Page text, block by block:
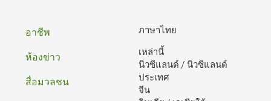
ภาษาไทย
เหล่านี้
นิวซีแลนด์ / นิวซีแลนด์
ประเทศ
จีน
ท้าย
กระดาษ
อาชีพ
ห้องข่าว
สื่อมวลชน